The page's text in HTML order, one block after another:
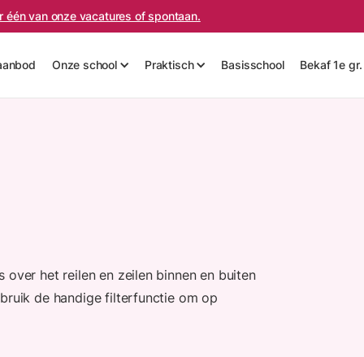
één van onze vacatures of spontaan.
Onze school Praktisch Basisschool Bekaf 1e gr.
het reilen en zeilen binnen en buiten
de handige filterfunctie om op